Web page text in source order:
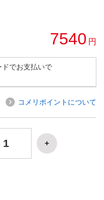
7540 円
でお支払いで
コメリポイントについて